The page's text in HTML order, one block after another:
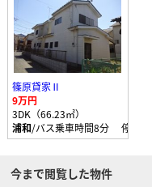
篠原貸家Ⅱ
9万円
3DK（66.23㎡）
浦和/バス乗車時間8分 停歩6分
今まで閲覧した物件